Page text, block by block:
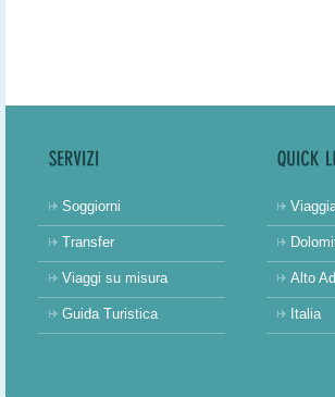
Soggiorni
Transfer
Viaggi su misura
Guida Turistica
Alto
Italia